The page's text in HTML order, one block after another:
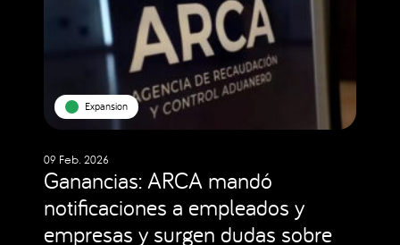
Expansion
09 Feb. 2026
Ganancias: ARCA mandó
notificaciones a empleados y
empresas y surgen dudas sobre